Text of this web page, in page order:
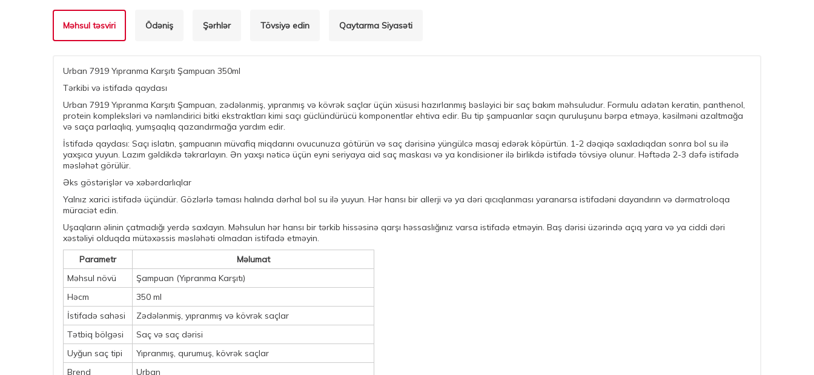
Məhsul təsviri Ödəniş Şərhlər Tövsiyə edin Qaytarma Siyasəti
Urban 7919 Yıpranma Karşıtı Şampuan 350ml
Tərkibi və istifadə qaydası
Urban 7919 Yıpranma Karşıtı Şampuan, zədələnmiş, yıpranmış və kövrək saçlar üçün xüsusi hazırlanmış bəsləyici bir saç bakım məhsuludur. Formulu adətən keratin, panthenol,
protein kompleksləri və nəmləndirici bitki ekstraktları kimi saçı güclündürücü komponentlər ehtiva edir. Bu tip şampuanlar saçın quruluşunu bərpa etməyə, kəsilməni azaltmağa
və saça parlaqlıq, yumşaqlıq qazandırmağa yardım edir.
İstifadə qaydası: Saçı islatın, şampuanın müvafiq miqdarını ovucunuza götürün və saç dərisinə yüngülcə masaj edərək köpürtün. 1-2 dəqiqə saxladıqdan sonra bol su ilə
yaxşıca yuyun. Lazım gəldikdə təkrarlayın. Ən yaxşı nəticə üçün eyni seriyaya aid saç maskası və ya kondisioner ilə birlikdə istifadə tövsiyə olunur. Həftədə 2-3 dəfə istifadə
məsləhət görülür.
Əks göstərişlər və xəbərdarlıqlar
Yalnız xarici istifadə üçündür. Gözlərlə təması halında dərhal bol su ilə yuyun. Hər hansı bir allerji və ya dəri qıcıqlanması yaranarsa istifadəni dayandırın və dərmatroloqa
müraciət edin.
Uşaqların əlinin çatmadığı yerdə saxlayın. Məhsulun hər hansı bir tərkib hissəsinə qarşı həssaslığınız varsa istifadə etməyin. Baş dərisi üzərində açıq yara və ya ciddi dəri
xəstəliyi olduqda mütəxəssis məsləhəti olmadan istifadə etməyin.
Parametr
Məlumat
Məhsul növü
Şampuan (Yıpranma Karşıtı)
Həcm
350 ml
İstifadə sahəsi
Zədələnmiş, yıpranmış və kövrək saçlar
Tətbiq bölgəsi
Saç və saç dərisi
Uyğun saç tipi
Yıpranmış, qurumuş, kövrək saçlar
Brend
Urban